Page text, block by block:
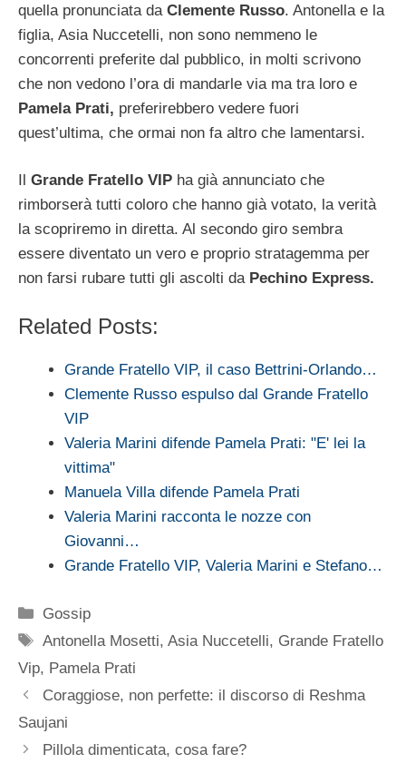
quella pronunciata daClemente Russo. Antonella e la
figlia, Asia Nuccetelli, non sono nemmeno le
concorrenti preferite dal pubblico, in molti scrivono
che non vedono l’ora di mandarle via ma tra loro e
Pamela Prati, preferirebbero vedere fuori
quest’ultima, che ormai non fa altro che lamentarsi.
Grande Fratello VIP ha già annunciato che
rimborserà tutti coloro che hanno già votato, la verità
la scopriremo in diretta. Al secondo giro sembra
essere diventato un vero e proprio stratagemma per
non farsi rubare tutti gli ascolti da Pechino Express.
Related Posts:
Grande Fratello VIP, il caso Bettrini-Orlando…
Clemente Russo espulso dal Grande Fratello
VIP
Valeria Marini difende Pamela Prati: "E' lei la
vittima"
Manuela Villa difende Pamela Prati
Valeria Marini racconta le nozze con
Giovanni…
Grande Fratello VIP, Valeria Marini e Stefano…
Categorie
Gossip
Tag
Antonella Mosetti,Asia Nuccetelli, Grande Fratello
Vip, Pamela Prati
Coraggiose, non perfette: il discorso di Reshma
Saujani
Pillola dimenticata, cosa fare?